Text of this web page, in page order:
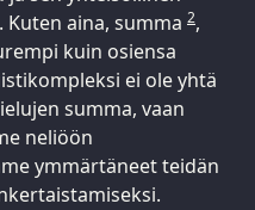
aina, summa 2,
kuin osiensa
ei ole yhtä
summa, vaan
neliöön
ymmärtäneet teidän